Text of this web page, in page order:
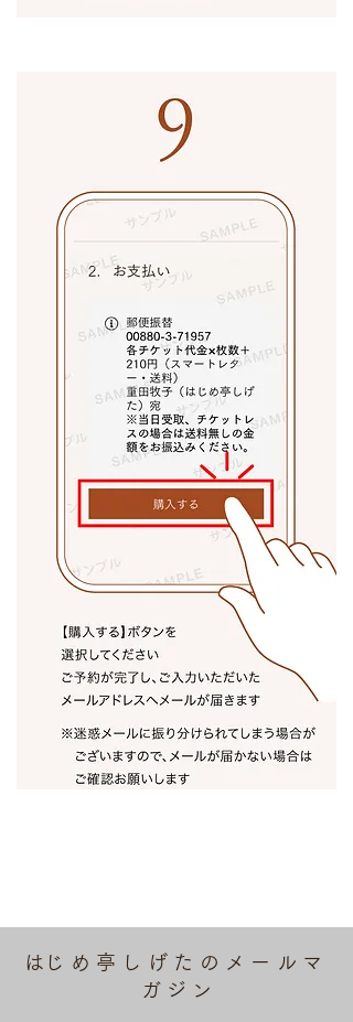
​はじめ亭しげたのメールマ
ガジ ン